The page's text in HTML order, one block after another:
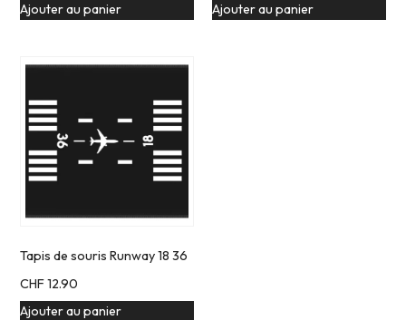
Ajouter au panier
Ajouter au panier
Tapis de souris Runway 18 36
CHF12.90
Ajouter au panier